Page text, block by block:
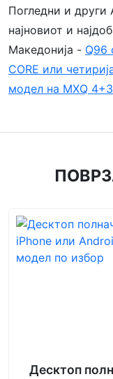
Погледни и
најновиот и
Македонија - Q96
CORE или
модел на MXQ
Десктоп